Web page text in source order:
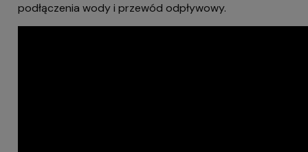
podłączenia wody i przewód odpływowy.